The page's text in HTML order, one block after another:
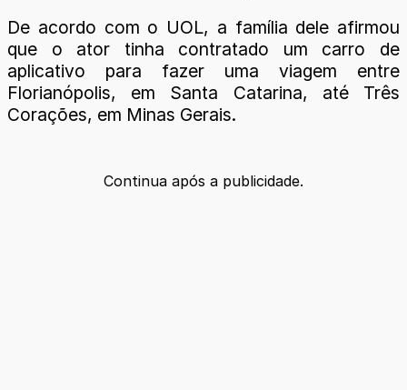
De acordo com o UOL, a família dele afirmou
que o ator tinha contratado um carro de
aplicativo para fazer uma viagem entre
Florianópolis, em Santa Catarina, até Três
Corações, em Minas Gerais.
Continua após a publicidade.